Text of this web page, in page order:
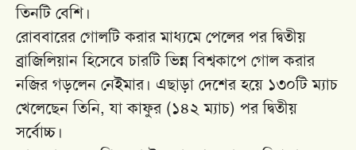
তিনটি বেশি।
রোববারের গোলটি করার মাধ্যমে পেলের পর দ্বিতীয়
ব্রাজিলিয়ান হিসেবে চারটি ভিন্ন বিশ্বকাপে গোল করার
নজির গড়লেন নেইমার। এছাড়া দেশের হয়ে ১৩০টি ম্যাচ
খেলেছেন তিনি, যা কাফুর (১৪২ ম্যাচ) পর দ্বিতীয়
সর্বোচ্চ।